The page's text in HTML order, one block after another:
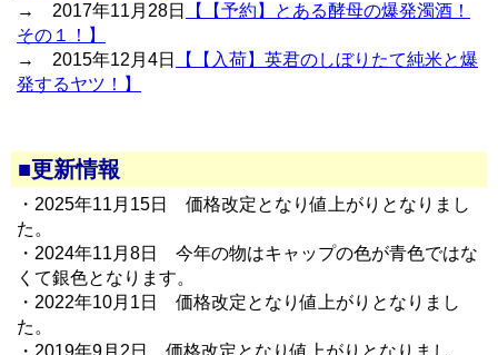
→ 2017年11月28日
【【予約】とある酵母の爆発濁酒！
その１！】
→ 2015年12月4日
【【入荷】英君のしぼりたて純米と爆
発するヤツ！】
■更新情報
・2025年11月15日 価格改定となり値上がりとなりまし
た。
・2024年11月8日 今年の物はキャップの色が青色ではな
くて銀色となります。
・2022年10月1日 価格改定となり値上がりとなりまし
た。
・2019年9月2日 価格改定となり値上がりとなりまし